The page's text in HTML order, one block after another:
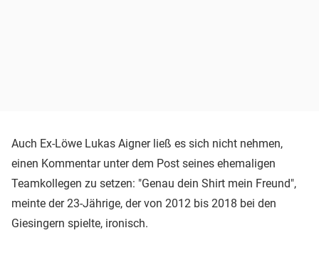
Auch Ex-Löwe Lukas Aigner ließ es sich nicht nehmen,
einen Kommentar unter dem Post seines ehemaligen
Teamkollegen zu setzen: "Genau dein Shirt mein Freund",
meinte der 23-Jährige, der von 2012 bis 2018 bei den
Giesingern spielte, ironisch.